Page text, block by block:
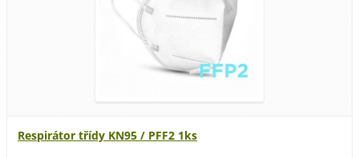
Respirátor třídy KN95 / PFF2 1ks